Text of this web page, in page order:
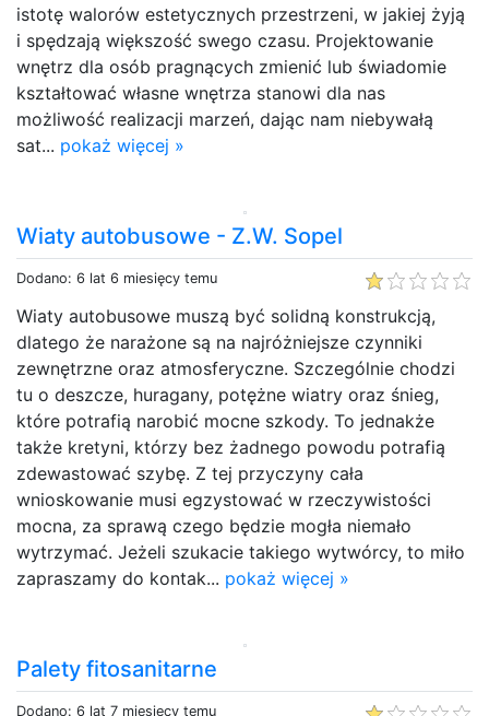
istotę walorów estetycznych przestrzeni, w jakiej żyją
i spędzają większość swego czasu. Projektowanie
wnętrz dla osób pragnących zmienić lub świadomie
kształtować własne wnętrza stanowi dla nas
możliwość realizacji marzeń, dając nam niebywałą
sat... pokaż więcej »
Wiaty autobusowe - Z.W. Sopel
Dodano: 6 lat 6 miesięcy temu
Wiaty autobusowe muszą być solidną konstrukcją,
dlatego że narażone są na najróżniejsze czynniki
zewnętrzne oraz atmosferyczne. Szczególnie chodzi
tu o deszcze, huragany, potężne wiatry oraz śnieg,
które potrafią narobić mocne szkody. To jednakże
także kretyni, którzy bez żadnego powodu potrafią
zdewastować szybę. Z tej przyczyny cała
wnioskowanie musi egzystować w rzeczywistości
mocna, za sprawą czego będzie mogła niemało
wytrzymać. Jeżeli szukacie takiego wytwórcy, to miło
zapraszamy do kontak... pokaż więcej »
Palety fitosanitarne
Dodano: 6 lat 7 miesięcy temu